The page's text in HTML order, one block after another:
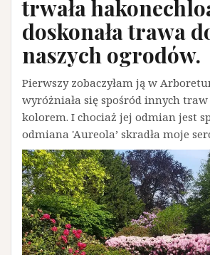
trwała
doskonała trawa
naszych ogrodów.
Pierwszy zobaczyłam ją w
wyróżniała się spośród innych
kolorem. I chociaż jej odmian jest
odmiana 'Aureola’ skradła moje